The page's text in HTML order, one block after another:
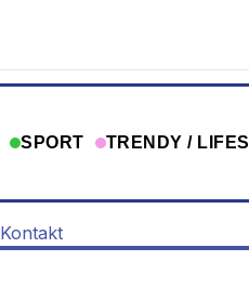
SPORT TRENDY /
Kontakt